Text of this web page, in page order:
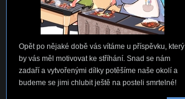
Opět po nějaké době vás vítáme u příspěvku, který
by vás měl motivovat ke stříhání. Snad se nám
zadaří a vytvořenými dílky potěšíme naše okolí a
budeme se jimi chlubit ještě na posteli smrtelné!